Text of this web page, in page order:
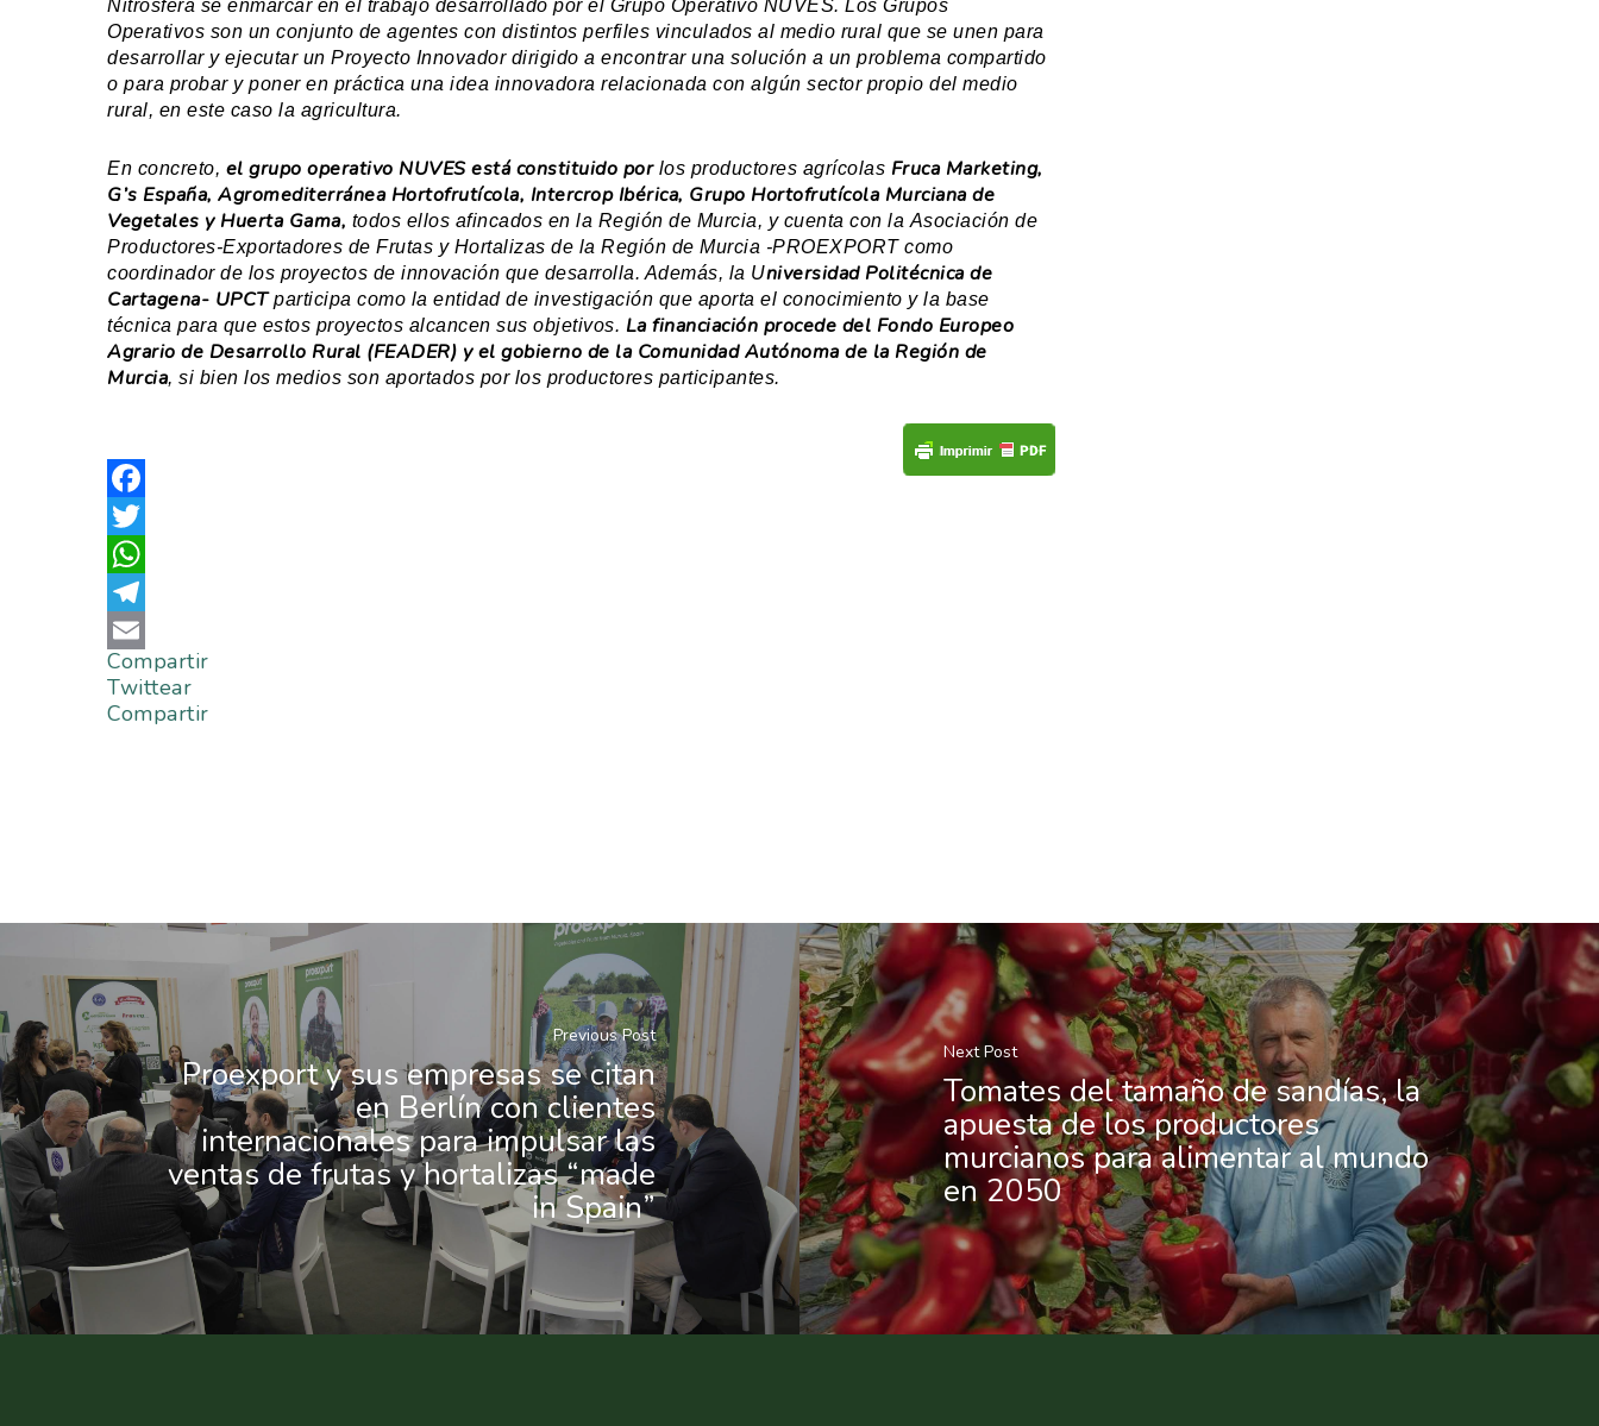
Nitrosfera se enmarcar en el trabajo desarrollado por el Grupo Operativo NUVES. Los Grupos
Operativos son un conjunto de agentes con distintos perfiles vinculados al medio rural que se unen para
desarrollar y ejecutar un Proyecto Innovador dirigido a encontrar una solución a un problema compartido
o para probar y poner en práctica una idea innovadora relacionada con algún sector propio del medio
rural, en este caso la agricultura.
En concreto, el grupo operativo NUVES está constituido porlos productores agrícolas Fruca Marketing,
G’s España, Agromediterránea Hortofrutícola, Intercrop Ibérica, Grupo Hortofrutícola Murciana de
Vegetales y Huerta Gama, todos ellos afincados en la Región de Murcia, y cuenta con la Asociación de
Productores-Exportadores de Frutas y Hortalizas de la Región de Murcia -PROEXPORT como
coordinador de los proyectos de innovación que desarrolla. Además, la Universidad Politécnica de
Cartagena- UPCTparticipa como la entidad de investigación que aporta el conocimiento y la base
técnica para que estos proyectos alcancen sus objetivos. La financiación procede del Fondo Europeo
Agrario de Desarrollo Rural (FEADER) y el gobierno de la Comunidad Autónoma de la Región de
Murcia, si bien los medios son aportados por los productores participantes.
Facebook
Twitter
WhatsApp
Telegram
Email
Compartir
Twittear
Compartir
Previous Post
Proexport y sus empresas se citan
en Berlín con clientes
internacionales para impulsar las
ventas de frutas y hortalizas “made
in Spain”
Next Post
Tomates del tamaño de sandías, la
apuesta de los productores
murcianos para alimentar al mundo
en 2050